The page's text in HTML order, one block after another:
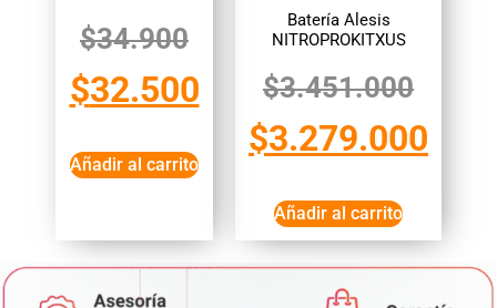
$34.900
$32.500
Añadir al carrito
Batería Alesis
NITROPROKITXUS
$3.451.000
$3.279.000
Añadir al carrito